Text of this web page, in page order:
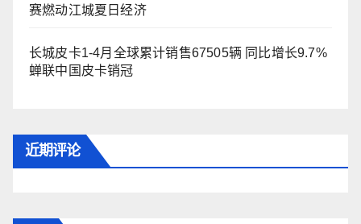
赛燃动江城夏日经济
长城皮卡1-4月全球累计销售67505辆 同比增长9.7%
蝉联中国皮卡销冠
近期评论